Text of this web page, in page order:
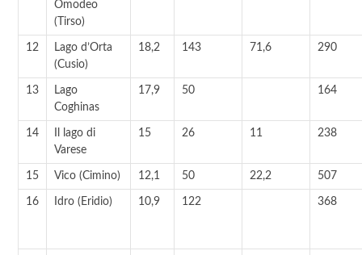
Omodeo
(Tirso)
12
Lago d’Orta
(Cusio)
18,2 143 71,6 290
13
Lago
Coghinas
17,9 50 164
14
Il lago di
Varese
15 26 11 238
15 Vico (Cimino) 12,1 50 22,2 507
16 Idro (Eridio) 10,9 122 368